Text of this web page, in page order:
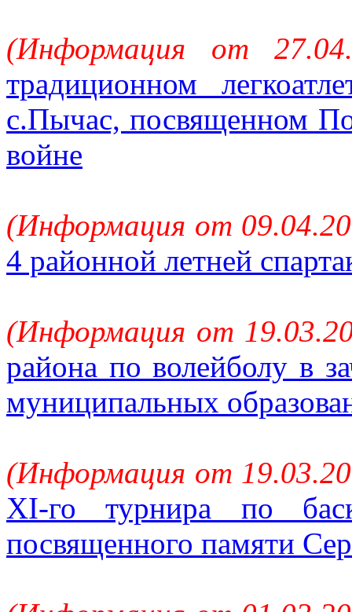
(Информация от
традиционном
с.Пычас, посвященном
войне
(Информация от
4 районной летней
(Информация от
района по волейболу в
муниципальных
(Информация от
XI-го турнира по
посвященного памяти